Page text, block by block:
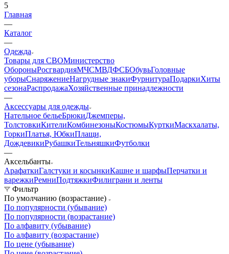
5
Главная
—
Каталог
—
Одежда
Товары для СВОМинистерство
ОбороныРосгвардияМЧСМВДФСБОбувьГоловные
уборыСнаряжениеНагрудные знакиФурнитураПодаркиХиты
сезонаРаспродажаХозяйственные принадлежности
—
Аксессуары для одежды
Нательное бельеБрюкиДжемперы,
ТолстовкиКителиКомбинезоныКостюмыКурткиМаскхалаты,
ГоркиПлатья, ЮбкиПлащи,
ДождевикиРубашкиТельняшкиФутболки
—
Аксельбанты
АрафаткиГалстуки и косынкиКашне и шарфыПерчатки и
варежкиРемниПодтяжкиФилиграни и ленты
Фильтр
По умолчанию (возрастание)
По популярности (убывание)
По популярности (возрастание)
По алфавиту (убывание)
По алфавиту (возрастание)
По цене (убывание)